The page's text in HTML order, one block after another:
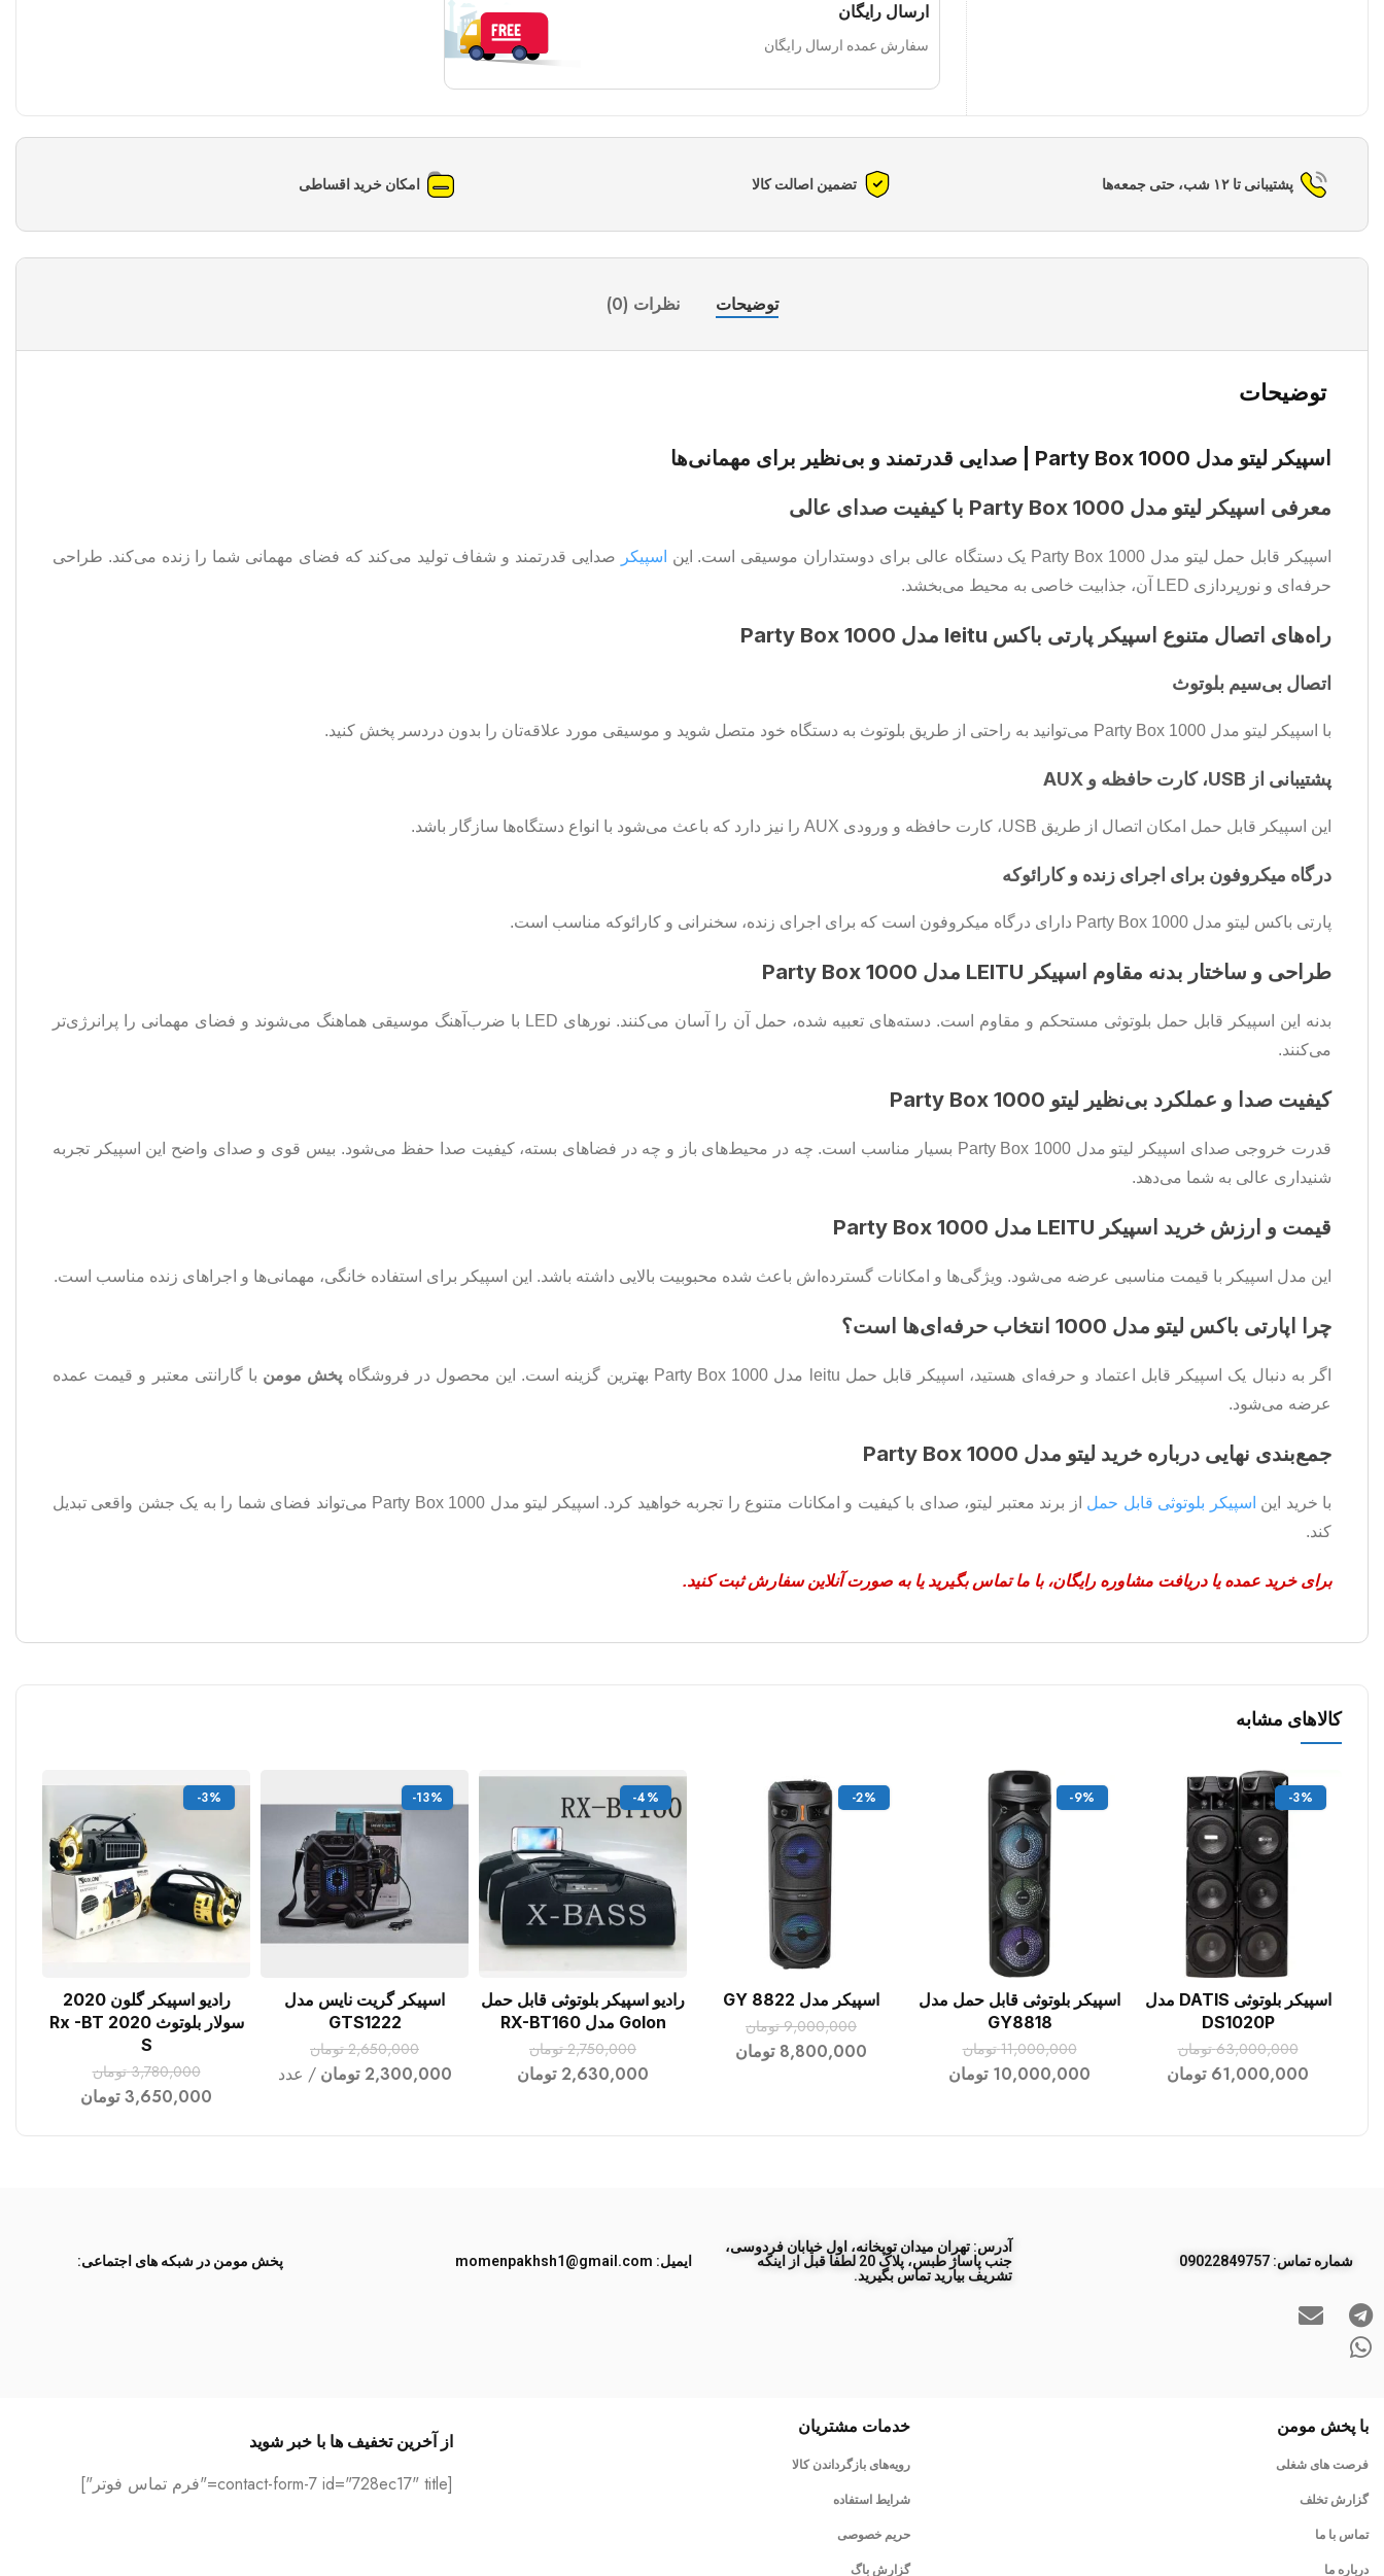
ارسال رایگان
سفارش عمده ارسال رایگان
پشتیبانی تا ۱۲ شب، حتی جمعه‌ها تضمین اصالت کالا امکان خرید اقساطی
توضیحات نظرات (0)
توضیحات
اسپیکر لیتو مدل Party Box 1000 | صدایی قدرتمند و بی‌نظیر برای مهمانی‌ها
معرفی اسپیکر لیتو مدل Party Box 1000 با کیفیت صدای عالی
اسپیکر قابل حمل لیتو مدل Party Box 1000 یک دستگاه عالی برای دوستداران موسیقی است. این اسپیکر
صدایی قدرتمند و شفاف تولید می‌کند که فضای مهمانی شما را زنده می‌کند. طراحی
حرفه‌ای و نورپردازی LED آن، جذابیت خاصی به محیط می‌بخشد.
راه‌های اتصال متنوع اسپیکر پارتی باکس leitu مدل Party Box 1000
اتصال بی‌سیم بلوتوث
با اسپیکر لیتو مدل Party Box 1000 می‌توانید به راحتی از طریق بلوتوث به دستگاه خود متصل شوید و موسیقی مورد علاقه‌تان را بدون دردسر پخش کنید.
پشتیبانی از USB، کارت حافظه و AUX
این اسپیکر قابل حمل امکان اتصال از طریق USB، کارت حافظه و ورودی AUX را نیز دارد که باعث می‌شود با انواع دستگاه‌ها سازگار باشد.
درگاه میکروفون برای اجرای زنده و کارائوکه
پارتی باکس لیتو مدل Party Box 1000 دارای درگاه میکروفون است که برای اجرای زنده، سخنرانی و کارائوکه مناسب است.
طراحی و ساختار بدنه مقاوم اسپیکر LEITU مدل Party Box 1000
بدنه این اسپیکر قابل حمل بلوتوثی مستحکم و مقاوم است. دسته‌های تعبیه شده، حمل آن را آسان می‌کنند. نورهای LED با ضرب‌آهنگ موسیقی هماهنگ می‌شوند و فضای مهمانی را پرانرژی‌تر
می‌کنند.
کیفیت صدا و عملکرد بی‌نظیر لیتو Party Box 1000
قدرت خروجی صدای اسپیکر لیتو مدل Party Box 1000 بسیار مناسب است. چه در محیط‌های باز و چه در فضاهای بسته، کیفیت صدا حفظ می‌شود. بیس قوی و صدای واضح این اسپیکر تجربه
شنیداری عالی به شما می‌دهد.
قیمت و ارزش خرید اسپیکر LEITU مدل Party Box 1000
این مدل اسپیکر با قیمت مناسبی عرضه می‌شود. ویژگی‌ها و امکانات گسترده‌اش باعث شده محبوبیت بالایی داشته باشد. این اسپیکر برای استفاده خانگی، مهمانی‌ها و اجراهای زنده مناسب است.
چرا اپارتی باکس لیتو مدل 1000 انتخاب حرفه‌ای‌ها است؟
اگر به دنبال یک اسپیکر قابل اعتماد و حرفه‌ای هستید، اسپیکر قابل حمل leitu مدل Party Box 1000 بهترین گزینه است. این محصول در فروشگاه پخش مومن با گارانتی معتبر و قیمت عمده
عرضه می‌شود.
جمع‌بندی نهایی درباره خرید لیتو مدل Party Box 1000
با خرید این اسپیکر بلوتوثی قابل حمل
از برند معتبر لیتو، صدای با کیفیت و امکانات متنوع را تجربه خواهید کرد. اسپیکر لیتو مدل Party Box 1000 می‌تواند فضای شما را به یک جشن واقعی تبدیل
کند.
برای خرید عمده یا دریافت مشاوره رایگان، با ما تماس بگیرید یا به صورت آنلاین سفارش ثبت کنید.
کالاهای مشابه
-3%
افزودن به سبد خرید اسپیکر بلوتوثی DATIS مدل
DS1020P
63,000,000 تومان
61,000,000 تومان
-9%
افزودن به سبد خرید
اسپیکر بلوتوثی قابل حمل مدل
GY8818
11,000,000 تومان
10,000,000 تومان
-2%
افزودن به سبد خرید
اسپیکر مدل GY 8822
9,000,000 تومان
8,800,000 تومان
-4%
افزودن به سبد خرید
رادیو اسپیکر بلوتوثی قابل حمل
Golon مدل RX-BT160
2,750,000 تومان
2,630,000 تومان
-13%
افزودن به سبد خرید
اسپیکر گریت نایس مدل
GTS1222
2,650,000 تومان
2,300,000 تومان عدد
-3%
افزودن به سبد خریدرادیو اسپیکر گلون 2020
سولار بلوتوث Rx -BT 2020
S
3,780,000 تومان
3,650,000 تومان
ﺷﻤﺎره ﺗﻤﺎس: 09022849757
آدرس: تهران میدان توپخانه، اول خیابان فردوسی،
جنب پاساژ طبس، پلاک 20 لطفا قبل از اینکه
تشریف بیارید تماس بگیرید.
ایمیل: momenpakhsh1@gmail.com پخش مومن در شبکه های اجتماعی:
با پخش مومن
فرصت های شغلی
گزارش تخلف
تماس با ما
درباره ما
خدمات مشتریان
رویه‌های بازگرداندن کالا
شرایط استفاده
حریم خصوصی
گزارش باگ
از آخرین تخفیف ها با خبر شوید
[contact-form-7 id="728ec17" title="فرم تماس فوتر"]